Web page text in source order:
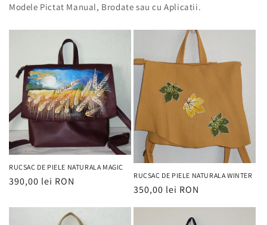
Modele Pictat Manual, Brodate sau cu Aplicatii.
RUCSAC DE PIELE NATURALA MAGIC
Preț
390,00 lei RON RUCSAC DE PIELE NATURALA WINTER
Preț
350,00 lei RON